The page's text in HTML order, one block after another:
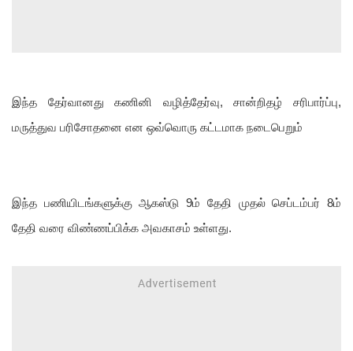
இந்த தேர்வானது கணினி வழித்தேர்வு, சான்றிதழ் சரிபார்ப்பு,
மருத்துவ பரிசோதனை என ஒவ்வொரு கட்டமாக நடைபெறும்
இந்த பணியிடங்களுக்கு ஆகஸ்டு 9ம் தேதி முதல் செப்டம்பர் 8ம்
தேதி வரை விண்ணப்பிக்க அவகாசம் உள்ளது.